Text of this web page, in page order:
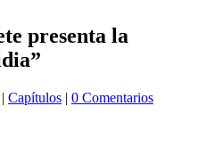
presenta la
| Capítulos | 0 Comentarios